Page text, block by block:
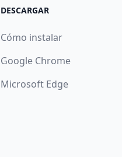
DESCARGAR
Cómo instalar
Google Chrome
Microsoft Edge